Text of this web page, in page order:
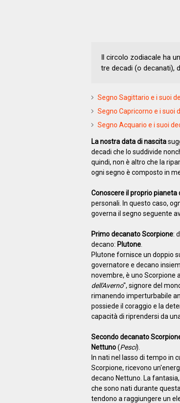
Il circolo zodiacale ha
tre decadi (o decanati),
Segno Sagittario e i suoi
Segno Capricorno e i suoi
Segno Acquario e i suoi
La nostra data di nascita
decadi che lo suddivide
quindi, non è altro che la
ogni segno è composto in
Conoscere il proprio
personali. In questo caso,
governa il segno seguente
Primo decanato Scorpione:
decano: Plutone.
Plutone fornisce un doppio
governatore e decano
novembre, è uno Scorpione
dell'Averno", signore del
rimanendo imperturbabile
possiede il coraggio e la
capacità di riprendersi da
Secondo decanato
Nettuno(Pesci).
In nati nel lasso di tempo in
Scorpione, ricevono
decano Nettuno. La
che sono nati durante
tendono a raggiungere un